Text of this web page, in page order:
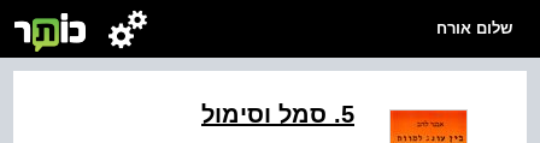
שלום אורח
5. סמל וסימול